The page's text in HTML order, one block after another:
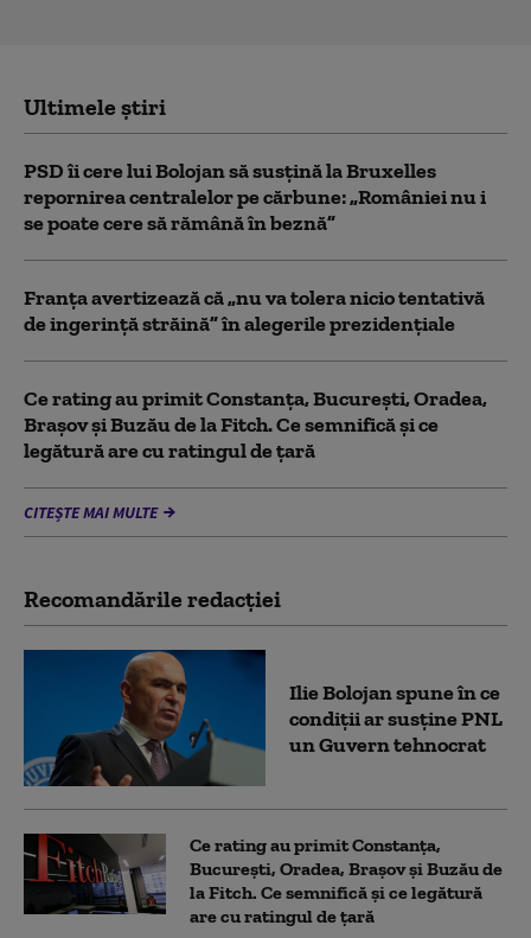
Ultimele știri
PSD îi cere lui Bolojan să susțină la Bruxelles
repornirea centralelor pe cărbune: „României nu i
se poate cere să rămână în beznă”
Franţa avertizează că „nu va tolera nicio tentativă
de ingerinţă străină” în alegerile prezidenţiale
Ce rating au primit Constanța, București, Oradea,
Brașov și Buzău de la Fitch. Ce semnifică și ce
legătură are cu ratingul de țară
CITEȘTE MAI MULTE
Recomandările redacţiei
Ilie Bolojan spune în ce
condiții ar susține PNL
un Guvern tehnocrat
Ce rating au primit Constanța,
București, Oradea, Brașov și Buzău de
la Fitch. Ce semnifică și ce legătură
are cu ratingul de țară